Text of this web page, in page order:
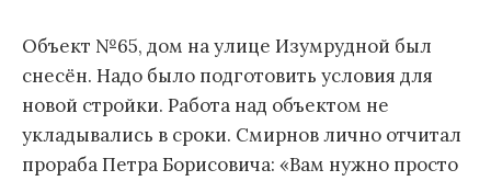
Объект №65, дом на улице Изумрудной был
снесён. Надо было подготовить условия для
новой стройки. Работа над объектом не
укладывались в сроки. Смирнов лично отчитал
прораба Петра Борисовича: «Вам нужно просто